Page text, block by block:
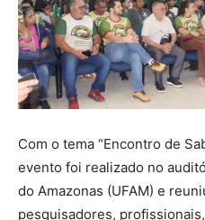
Com o tema “Encontro de
evento foi realizado no
do Amazonas (UFAM) e
pesquisadores,